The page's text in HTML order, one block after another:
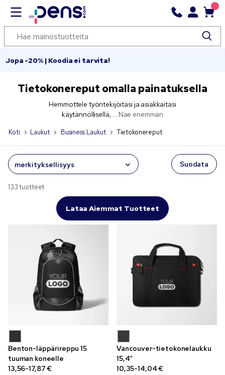
Jopa -20% | Koodia ei tarvita!
Tietokonereput omalla painatuksella
Hemmottele työntekijöitäsi ja asiakkaitasi
käytännöllisellä, ... Näe enemmän
Koti Laukut Business Laukut Tietokonereput
Suodata
133 tuotteet
Lataa Aiemmat Tuotteet
Benton-läppärireppu 15
tuuman koneelle
13,56-17,87 €
Vancouver-tietokonelaukku
15,4”
10,35-14,04 €